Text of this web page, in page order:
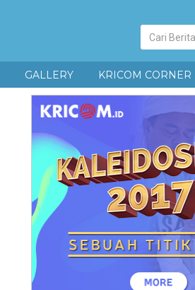
Pencarian
Berita
GALLERY KRICOM CORNER